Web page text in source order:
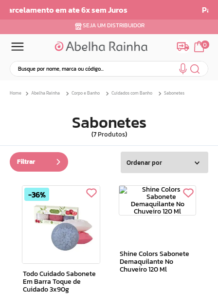
Parcelamento em até 6x sem juros
SEJA UM DISTRIBUIDOR
0
Busque por nome, marca ou código...
Abelha Rainha Corpo e Banho Cuidados com Banho Sabonetes
Sabonetes
7Produtos
Filtrar Ordenar por
36%
Todo Cuidado Sabonete
Em Barra Toque de
Cuidado 3x90g
Shine Colors Sabonete
Demaquilante No
Chuveiro 120 Ml
4º
bom medico
5º
6º
clareador
7º
creme
º
batom
camiseta
doce infancia